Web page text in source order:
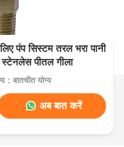
पंप सिस्टम तरल भरा पानी
पीतल गीला
：बातचीत योग्य
अब बात करें